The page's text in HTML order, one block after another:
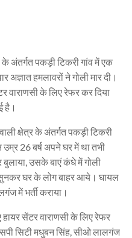
अंतर्गत पकड़ी टिकरी गांव में एक
हमलावरों ने गोली मार दी।
वाराणसी के लिए रेफर कर दिया
है।
क्षेत्र के अंतर्गत पकड़ी टिकरी
26 बर्ष अपने घर में था तभी
बुलाया, उसके बाएं कंधे में गोली
घर के लोग बाहर आये। घायल
में भर्ती कराया।
सेंटर वाराणसी के लिए रेफर
सिटी मधुबन सिंह, सीओ लालगंज